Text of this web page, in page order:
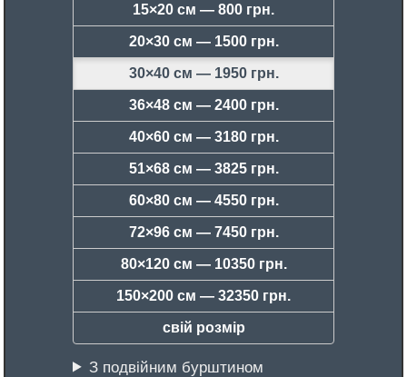
15×20 см — 800 грн.
20×30 см — 1500 грн.
30×40 см — 1950 грн.
36×48 см — 2400 грн.
40×60 см — 3180 грн.
51×68 см — 3825 грн.
60×80 см — 4550 грн.
72×96 см — 7450 грн.
80×120 см — 10350 грн.
150×200 см — 32350 грн.
свій розмір
З подвійним бурштином